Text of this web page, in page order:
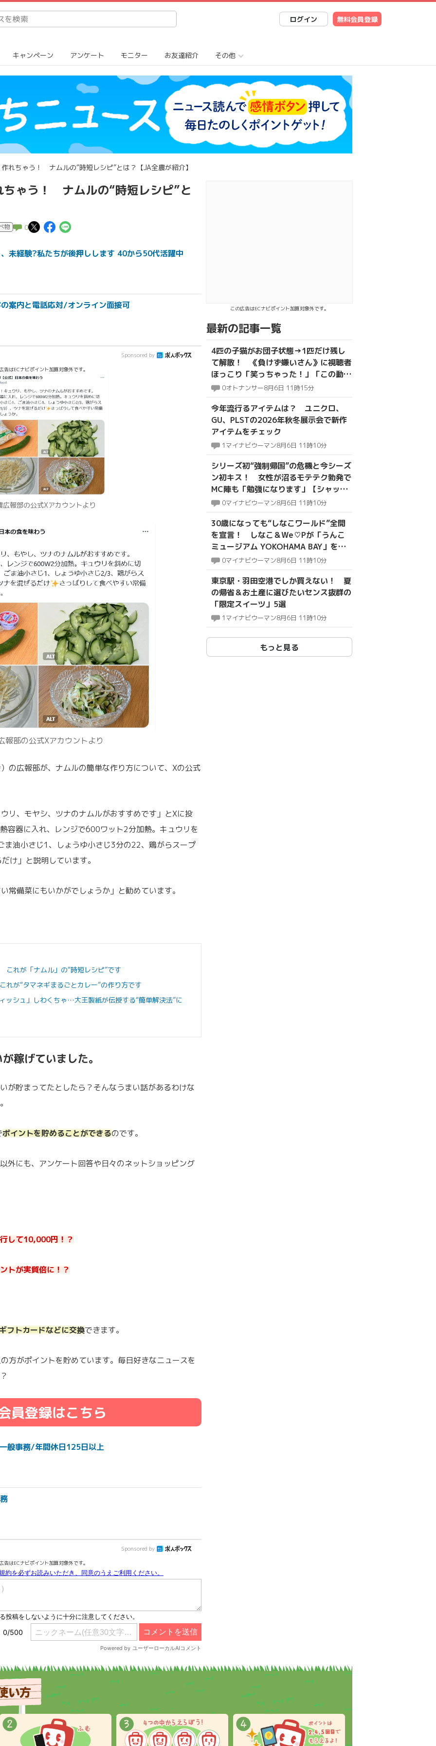
ログイン 無料会員登録
キャンペーン アンケート モニター お友達紹介 その他
れちゃう！ ナムルの“時短レシピ”とは？【JA全農が紹介】
ちゃう！ ナムルの“時短レシピ”と
物 0 この記事についてポスト
この記事についてFacebookでシェア
未経験?私たちが後押しします 40から50代活躍中
案内と電話応対/オンライン面接可
Sponsored by
告はECナビポイント加算対象外です。
広報部の公式Xアカウントより
報部の公式Xアカウントより
広報部が、ナムルの簡単な作り方について、Xの公式
、モヤシ、ツナのナムルがおすすめです」とXに投
容器に入れ、レンジで600ワット2分加熱。キュウリを
ま油小さじ1、しょうゆ小さじ3分の22、鶏がらスープ
け」と説明しています。
備菜にもいかがでしょうか」と勧めています。
れが「ナムル」の“時短レシピ”です
が“タマネギまるごとカレー”の作り方です
ッシュ」しわくちゃ…大王製紙が伝授する“簡単解決法”に
稼げていました。
が貯まってたとしたら？そんなうまい話があるわけな
ポイントを貯めることができるのです。
外にも、アンケート回答や日々のネットショッピング
して10,000円！？
トが実質倍に！？
フトカードなどに交換できます。
方がポイントを貯めています。毎日好きなニュースを
員登録はこちら
般事務/年間休日125日以上
Sponsored by
告はECナビポイント加算対象外です。
この広告はECナビポイント加算対象外です。
最新の記事一覧
4匹の子猫がお団子状態→1匹だけ残し
て解散！ 《負けず嫌いさん》に視聴者
ほっこり「笑っちゃった！」「この動画
をおすすめしてくれてありがとう」
0オトナンサー8月6日 11時15分
今年流行るアイテムは？ ユニクロ、
GU、PLSTの2026年秋冬展示会で新作
アイテムをチェック
1 マイナビウーマン8月6日 11時10分
シリーズ初“強制帰国”の危機と今シーズ
ン初キス！ 女性が沼るモテテク勃発で
MC陣も「勉強になります」【シャッフ
ルアイランドseason7・#3～#4】
0マイナビウーマン8月6日 11時10分
30歳になっても“しなこワールド”全開
を宣言！ しなこ＆We♡Pが「うんこ
ミュージアム YOKOHAMA BAY」を体
験 0マイナビウーマン8月6日 11時10分
東京駅・羽田空港でしか買えない！ 夏
の帰省＆お土産に選びたいセンス抜群の
「限定スイーツ」5選
1 マイナビウーマン8月6日 11時10分
もっと見る